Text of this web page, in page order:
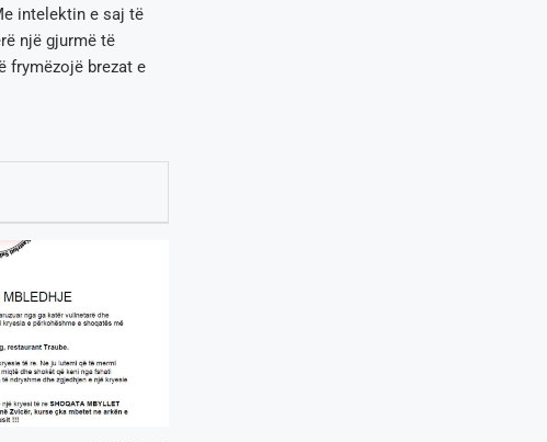
intelektin e saj të
një gjurmë të
frymëzojë brezat e